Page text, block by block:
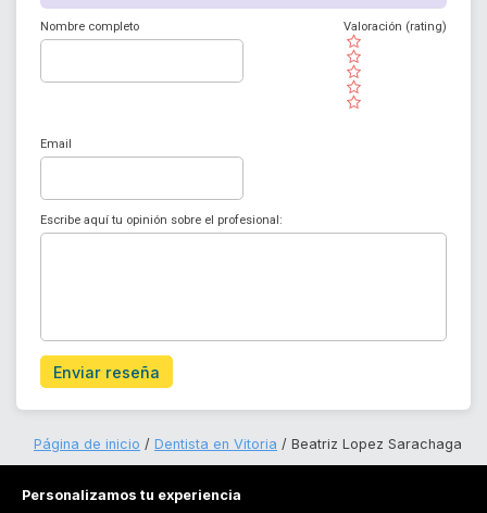
Nombre completo
( )
( )
( )
( )
( )
Valoración (rating)
Email
Escribe aquí tu opinión sobre el profesional:
Enviar reseña
Página de inicio Dentista en Vitoria Beatriz Lopez Sarachaga
Personalizamos tu experiencia